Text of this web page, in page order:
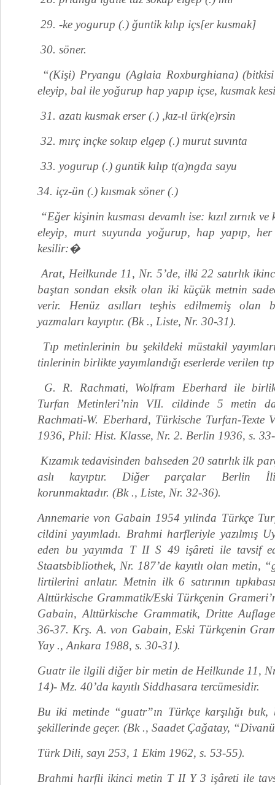
29. -ke yogurup (.) ğuntik kılıp içs[er kusmak]
30. söner.
“(Kişi) Pryangu (Aglaia Roxburghiana)
eleyip, bal ile yoğurup hap yapıp içse, kusmak
31. azatı kusmak erser (.) ,kız-ıl ürk(e)rsin
32. mırç inçke sokııp elgep (.) murut suvınta
33. yogurup (.) guntik kılıp t(a)ngda sayu
34. içz-ün (.) kıısmak söner (.)
“Eğer kişinin kusması devamlı ise: kızıl zırnık
eleyip, murt suyunda yoğurup, hap yapıp,
kesilir:�
Arat, Heilkunde 11, Nr. 5’de, ilki 22 satırlık
baştan sondan eksik olan iki küçük metnin
verir. Henüz asılları teşhis edilmemiş olan
yazmaları kayıptır. (Bk ., Liste, Nr. 30-31).
Tıp metinlerinin bu şekildeki müstakil
tinlerinin birlikte yayımlandığı eserlerde verilen
G. R. Rachmati, Wolfram Eberhard ile
Turfan Metinleri’nin VII. cildinde 5 metin
Rachmati-W. Eberhard, Türkische Turfan-Texte
1936, Phil: Hist. Klasse, Nr. 2. Berlin 1936, s.
Kızamık tedavisinden bahseden 20 satırlık ilk
aslı kayıptır. Diğer parçalar Berlin
korunmaktadır. (Bk ., Liste, Nr. 32-36).
Annemarie von Gabain 1954 yılinda Türkçe
cildini yayımladı. Brahmi harfleriyle yazılmış
eden bu yayımda T II S 49 işâreti ile tavsif
Staatsbibliothek, Nr. 187’de kayıtlı olan metin,
lirtilerini anlatır. Metnin ilk 6 satırının
Alttürkische Grammatik/Eski Türkçenin
Gabain, Alttürkische Grammatik, Dritte
36-37. Krş. A. von Gabain, Eski Türkçenin
Yay ., Ankara 1988, s. 30-31).
Guatr ile ilgili diğer bir metin de Heilkunde 11,
14)- Mz. 40’da kayıtlı Siddhasara tercümesidir.
Bu iki metinde “guatr”ın Türkçe karşılığı
şekillerinde geçer. (Bk ., Saadet Çağatay,
Türk Dili, sayı 253, 1 Ekim 1962, s. 53-55).
Brahmi harfli ikinci metin T II Y 3 işâreti ile